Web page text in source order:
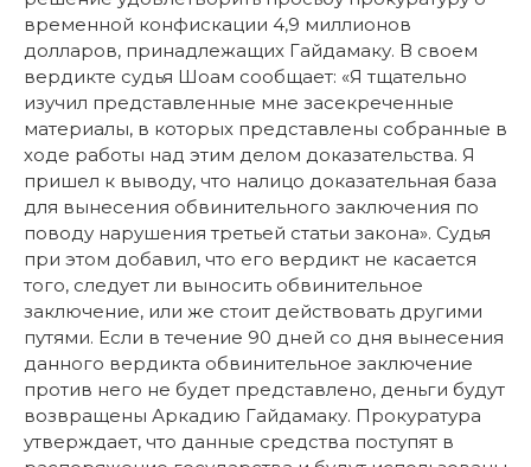
временной конфискации 4,9 миллионов
долларов, принадлежащих Гайдамаку. В своем
вердикте судья Шоам сообщает: «Я тщательно
изучил представленные мне засекреченные
материалы, в которых представлены собранные в
ходе работы над этим делом доказательства. Я
пришел к выводу, что налицо доказательная база
для вынесения обвинительного заключения по
поводу нарушения третьей статьи закона». Судья
при этом добавил, что его вердикт не касается
того, следует ли выносить обвинительное
заключение, или же стоит действовать другими
путями. Если в течение 90 дней со дня вынесения
данного вердикта обвинительное заключение
против него не будет представлено, деньги будут
возвращены Аркадию Гайдамаку. Прокуратура
утверждает, что данные средства поступят в